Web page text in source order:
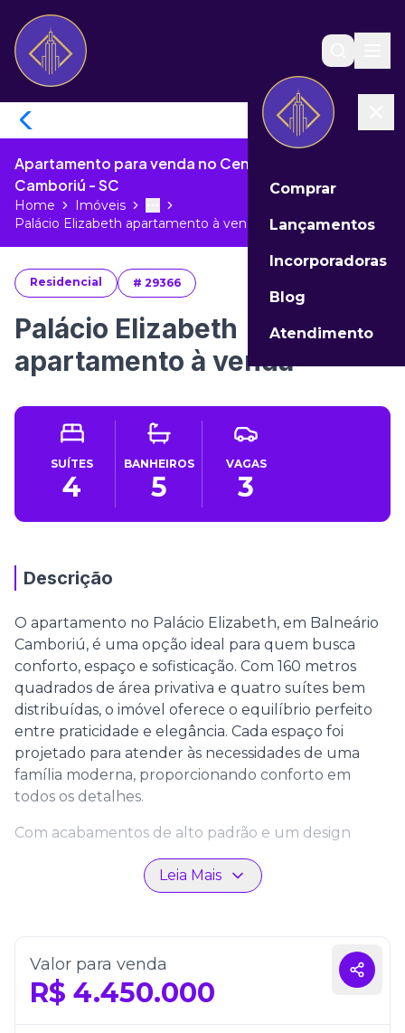
Comprar
Lançamentos
Incorporadoras
Blog
Atendimento
Apartamento para venda no Centro de Balneário
Camboriú - SC
Home Imóveis More
Toggle menu
Palácio Elizabeth apartamento à ven...
Residencial # 29366
Palácio Elizabeth
apartamento à venda
SUÍTES
4
BANHEIROS
5
VAGAS
3
Descrição
O apartamento no Palácio Elizabeth, em Balneário
Camboriú, é uma opção ideal para quem busca
conforto, espaço e sofisticação. Com 160 metros
quadrados de área privativa e quatro suítes bem
distribuídas, o imóvel oferece o equilíbrio perfeito
entre praticidade e elegância. Cada espaço foi
projetado para atender às necessidades de uma
família moderna, proporcionando conforto em
todos os detalhes.
Com acabamentos de alto padrão e um design
contemporâneo, o apartamento conta com
ambientes amplos e bem integrados, onde a
iluminação natural se destaca. A sala social, unida à
vagas de garagem garantem comodidade e
segurança para moradores e visitantes.
Leia Mais
Valor para venda
R$ 4.450.000